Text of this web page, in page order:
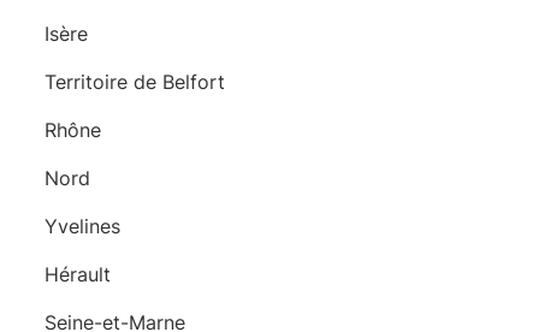
Isère
Territoire de Belfort
Rhône
Nord
Yvelines
Hérault
Seine-et-Marne